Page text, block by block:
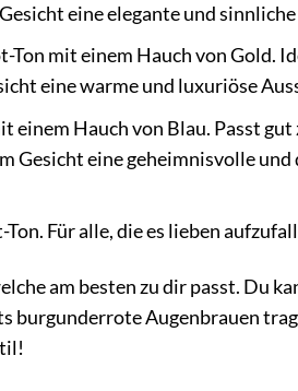
eine elegante und
mit einem Hauch von Gold.
eine warme und luxuriöse
einem Hauch von Blau. Passt
Gesicht eine geheimnisvolle
Für alle, die es lieben
am besten zu dir passt. Du
Augenbrauen